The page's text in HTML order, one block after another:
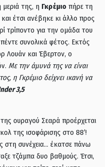
της, η Γκρέμιο πήρε τη
έτσι ανέβηκε κι άλλο προς
τρίποντο για την ομάδα του
συνολικά φέτος. Εκτός
Λουάν και Έβερτον, ο
Με την άμυνά της να είναι
η Γκρέμιο δείχνει ικανή να
3,5
ουραγού Σεαρά προέρχεται
της ισοφάρισης στο 88′!
στη συνέχεια… έκατσε πάνω
τζάμπα δυο βαθμούς. Έτσι,